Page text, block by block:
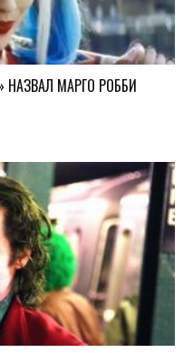
НАЗВАЛ МАРГО РОББИ